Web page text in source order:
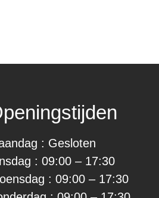
: Gesloten
: 09:00 – 17:30
: 09:00 – 17:30